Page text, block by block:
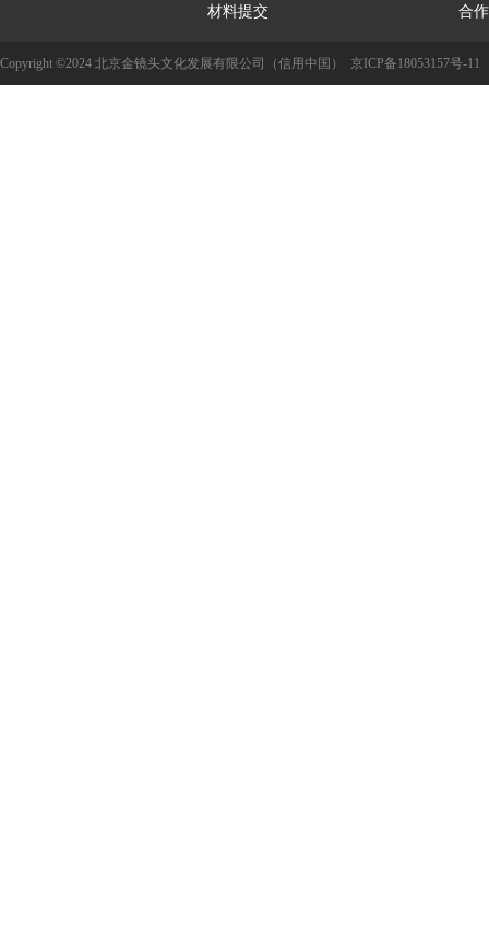
材料提交 合
Copyright ©2024 北京金镜头文化发展有限公司（信用中国） 京ICP备18053157号-11